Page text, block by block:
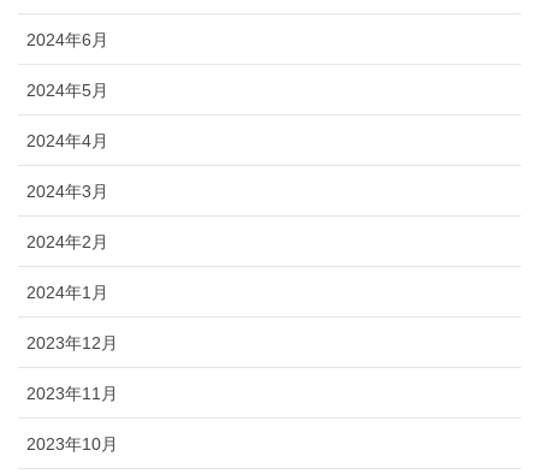
2024年6月
2024年5月
2024年4月
2024年3月
2024年2月
2024年1月
2023年12月
2023年11月
2023年10月